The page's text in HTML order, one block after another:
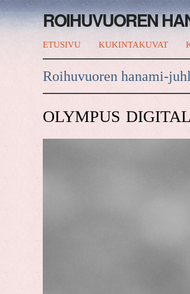
ROIHUVUOREN
ETUSIVU KUKINTAKUVAT
Roihuvuoren hanami-
OLYMPUS